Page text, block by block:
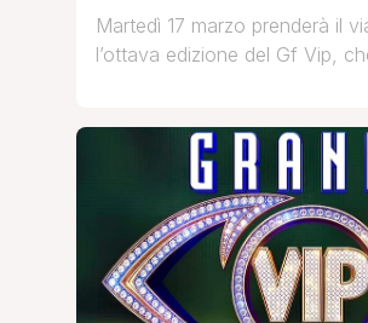
Martedì 17 marzo prenderà il
l’ottava edizione del Gf Vip,
delle opinioniste d’eccezione.
faranno il loro ingresso in
concorrenti, tutti tranne
questi [']